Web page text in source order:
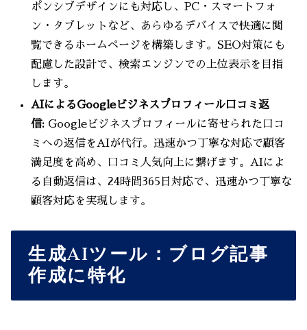
ポンシブデザインにも対応し、PC・スマートフォ
ン・タブレットなど、あらゆるデバイスで快適に閲
覧できるホームページを構築します。SEO対策にも
配慮した設計で、検索エンジンでの上位表示を目指
します。
AIによるGoogleビジネスプロフィール口コミ返
信: Googleビジネスプロフィールに寄せられた口コ
ミへの返信をAIが代行。迅速かつ丁寧な対応で顧客
満足度を高め、口コミ人気向上に繋げます。AIによ
る自動返信は、24時間365日対応で、迅速かつ丁寧な
顧客対応を実現します。
生成AIツール：ブログ記事
作成に特化